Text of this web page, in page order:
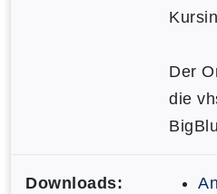
Der
die
Downloads: